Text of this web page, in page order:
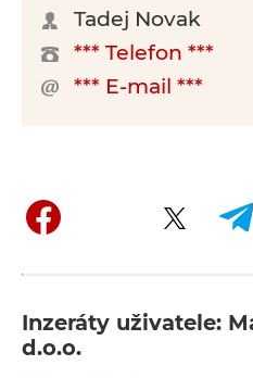
Tadej Novak
*** Telefon ***
*** E-mail ***
Inzeráty uživatele:
d.o.o.